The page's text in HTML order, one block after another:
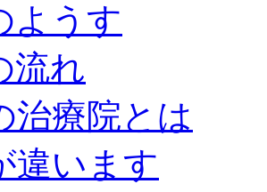
ようす
流れ
治療院とは
違います